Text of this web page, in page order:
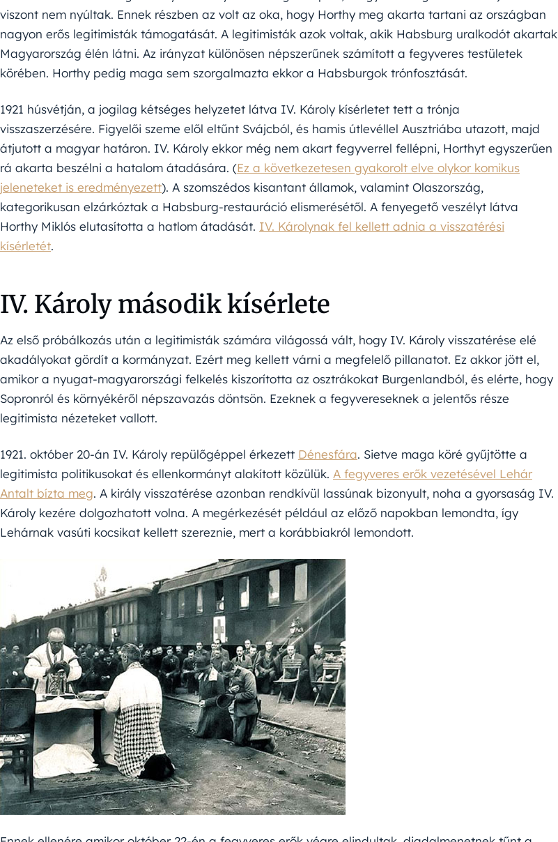
viszont nem nyúltak. Ennek részben az volt az oka, hogy Horthy meg akarta tartani az országban
nagyon erős legitimisták támogatását. A legitimisták azok voltak, akik Habsburg uralkodót akartak
Magyarország élén látni. Az irányzat különösen népszerűnek számított a fegyveres testületek
körében. Horthy pedig maga sem szorgalmazta ekkor a Habsburgok trónfosztását.
1921 húsvétján, a jogilag kétséges helyzetet látva IV. Károly kísérletet tett a trónja
visszaszerzésére. Figyelői szeme elől eltűnt Svájcból, és hamis útlevéllel Ausztriába utazott, majd
átjutott a magyar határon. IV. Károly ekkor még nem akart fegyverrel fellépni, Horthyt egyszerűen
rá akarta beszélni a hatalom átadására. (Ez a következetesen gyakorolt elve olykor komikus
jeleneteket is eredményezett). A szomszédos kisantant államok, valamint Olaszország,
kategorikusan elzárkóztak a Habsburg-restauráció elismerésétől. A fenyegető veszélyt látva
Horthy Miklós elutasította a hatlom átadását. IV. Károlynak fel kellett adnia a visszatérési
kísérletét.
IV. Károly második kísérlete
Az első próbálkozás után a legitimisták számára világossá vált, hogy IV. Károly visszatérése elé
akadályokat gördít a kormányzat. Ezért meg kellett várni a megfelelő pillanatot. Ez akkor jött el,
amikor a nyugat-magyarországi felkelés kiszorította az osztrákokat Burgenlandból, és elérte, hogy
Sopronról és környékéről népszavazás döntsön. Ezeknek a fegyvereseknek a jelentős része
legitimista nézeteket vallott.
1921. október 20-án IV. Károly repülőgéppel érkezett Dénesfára. Sietve maga köré gyűjtötte a
legitimista politikusokat és ellenkormányt alakított közülük. A fegyveres erők vezetésével Lehár
Antalt bízta meg. A király visszatérése azonban rendkívül lassúnak bizonyult, noha a gyorsaság IV.
Károly kezére dolgozhatott volna. A megérkezését például az előző napokban lemondta, így
Lehárnak vasúti kocsikat kellett szereznie, mert a korábbiakról lemondott.